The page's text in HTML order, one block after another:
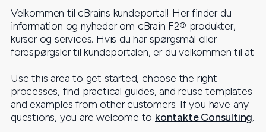
Velkommen til cBrains kundeportal! Her finder du
information og nyheder om cBrain F2® produkter,
kurser og services. Hvis du har spørgsmål eller
forespørgsler til kundeportalen, er du velkommen til at
Use this area to get started, choose the right
processes, find practical guides, and reuse templates
and examples from other customers. If you have any
questions, you are welcome to kontakte Consulting.